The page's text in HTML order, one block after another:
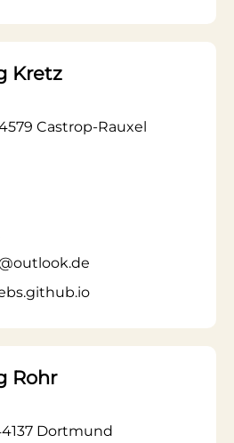
Kretz
Castrop-Rauxel
Rohr
Dortmund